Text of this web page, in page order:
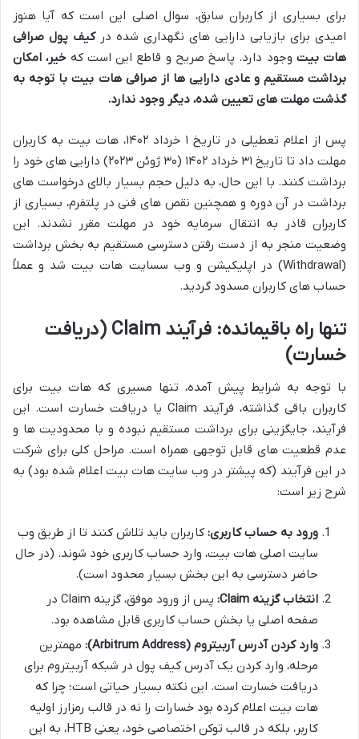
برای بسیاری از کاربران سابق، سوال اصلی این است که آیا هنوز
امیدی برای بازیابی دارایی های نگهداری شده درکیف پول صرافی
هات بیت وجود دارد. پاسخ صریح و قاطع این است که خیر، امکان
برداشت مستقیم و عادی دارایی ها از صرافی هات بیت با توجه به
گذشت مهلت های تعیین شده، دیگر وجود ندارد.
پس از اعلام تعطیلی در تاریخ ۱ خرداد ۱۴۰۲، هات بیت به کاربران
مهلت داد تا تاریخ ۳۱ خرداد ۱۴۰۲ (۳۰ ژوئن ۲۰۲۳) دارایی های خود را
برداشت کنند. با این حال، به دلیل حجم بسیار بالای درخواست های
برداشت در آن دوره و همچنین نقص های فنی در پلتفرم، بسیاری از
کاربران قادر به انتقال سرمایه خود در مهلت مقرر نشدند. این
وضعیت منجر به از دست رفتن دسترسی مستقیم به بخش برداشت
(Withdrawal) در اپلیکیشن و وب سسایت هات بیت شد و عملاً
حساب های کاربران مسدود گردید.
تنها راه باقیمانده: فرآیند Claim (دریافت
خسارت)
با توجه به شرایط پیش آمده، تنها مسیری که هات بیت برای
کاربران باقی گذاشته، فرآیند Claim یا دریافت خسارت است. این
فرآیند، جایگزینی برای برداشت مستقیم نبوده و با محدودیت ها و
عدم قطعیت های قابل توجهی همراه است. مراحل کلی برای شرکت
در این فرآیند (که پیشتر در وب سایت هات بیت اعلام شده بود) به
شرح زیر است:
ورود به حساب کاربری: کاربران باید تلاش کنند تا از طریق وب
سایت اصلی هات بیت، وارد حساب کاربری خود شوند. (در حال
حاضر دسترسی به این بخش بسیار محدود است).
انتخاب گزینه Claim:
پس از ورود موفق، گزینه Claim در
صفحه اصلی یا بخش حساب کاربری قابل مشاهده بود.
وارد کردن آدرس آربیتروم (Arbitrum Address):
مهمترین
مرحله، وارد کردن یک آدرس کیف پول در شبکه آربیتروم برای
دریافت خسارت است. این نکته بسیار حیاتی است؛ چرا که
هات بیت اعلام کرده بود خسارات را نه در قالب رمزارز اولیه
کاربر، بلکه در قالب توکن اختصاصی خود، یعنی HTB، به این